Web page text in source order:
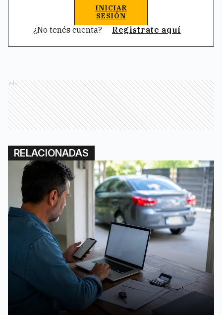
INICIAR
SESIÓN
¿No tenés cuenta? Registrate aquí
Ads
RELACIONADAS